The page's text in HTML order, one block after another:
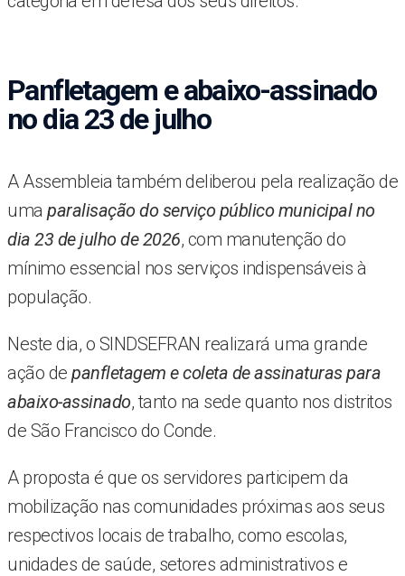
Panfletagem e abaixo-assinado
no dia 23 de julho
A Assembleia também deliberou pela realização de
uma paralisação do serviço público municipal no
dia 23 de julho de 2026, com manutenção do
mínimo essencial nos serviços indispensáveis à
população.
Neste dia, o SINDSEFRAN realizará uma grande
ação de panfletagem e coleta de assinaturas para
abaixo-assinado, tanto na sede quanto nos distritos
de São Francisco do Conde.
A proposta é que os servidores participem da
mobilização nas comunidades próximas aos seus
respectivos locais de trabalho, como escolas,
unidades de saúde, setores administrativos e